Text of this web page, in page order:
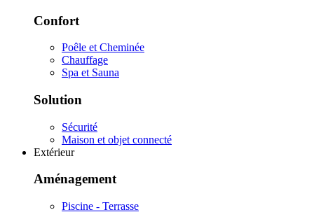
Confort
Poêle et Cheminée
Chauffage
Spa et Sauna
Solution
Sécurité
Maison et objet connecté
Extérieur
Aménagement
Piscine - Terrasse